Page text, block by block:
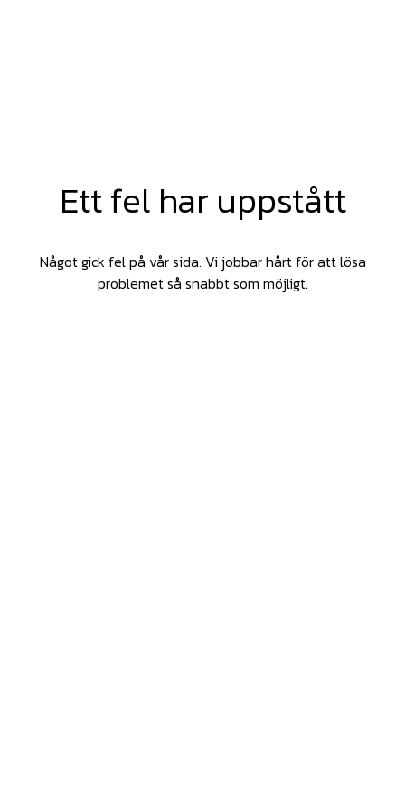
Ett fel har uppstått
Något gick fel på vår sida. Vi jobbar hårt för att lösa
problemet så snabbt som möjligt.